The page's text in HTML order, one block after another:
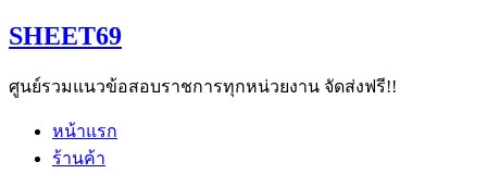
Skip
to
SHEET69
ศูนย์รวมแนวข้อสอบราชการทุกหน่วยงาน จัดส่งฟรี!!
หน้าแรก
ร้านค้า